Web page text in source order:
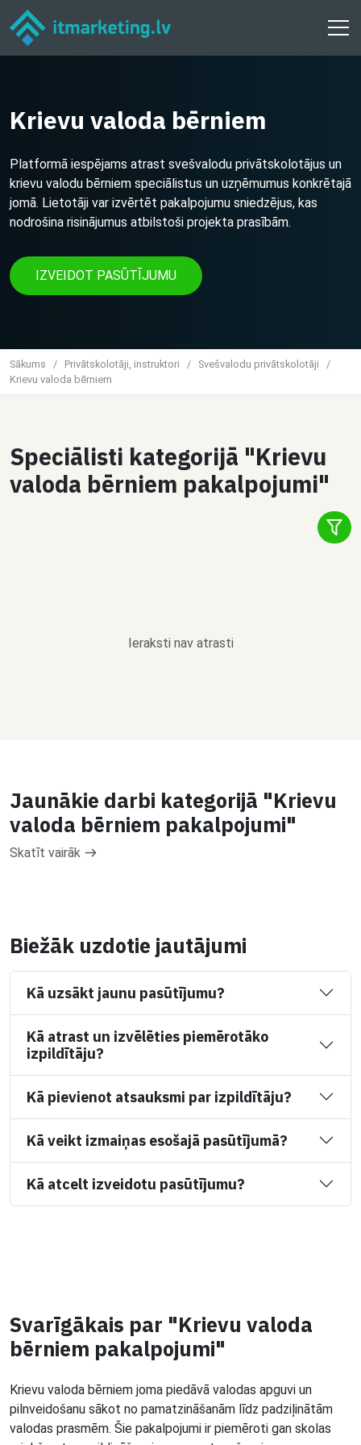
Krievu valoda bērniem
Platformā iespējams atrast svešvalodu privātskolotājus un
krievu valodu bērniem speciālistus un uzņēmumus konkrētajā
jomā. Lietotāji var izvērtēt pakalpojumu sniedzējus, kas
nodrošina risinājumus atbilstoši projekta prasībām.
IZVEIDOT PASŪTĪJUMU
Sākums / Privātskolotāji, instruktori / Svešvalodu privātskolotāji
/
Krievu valoda bērniem
Speciālisti kategorijā "Krievu
valoda bērniem pakalpojumi"
Ieraksti nav atrasti
Jaunākie darbi kategorijā "Krievu
valoda bērniem pakalpojumi"
Skatīt vairāk
Biežāk uzdotie jautājumi
Kā uzsākt jaunu pasūtījumu?
Kā atrast un izvēlēties piemērotāko
izpildītāju?
Kā pievienot atsauksmi par izpildītāju?
Kā veikt izmaiņas esošajā pasūtījumā?
Kā atcelt izveidotu pasūtījumu?
Svarīgākais par "Krievu valoda
bērniem pakalpojumi"
Krievu valoda bērniem joma piedāvā valodas apguvi un
pilnveidošanu sākot no pamatzināšanām līdz padziļinātām
valodas prasmēm. Šie pakalpojumi ir piemēroti gan skolas